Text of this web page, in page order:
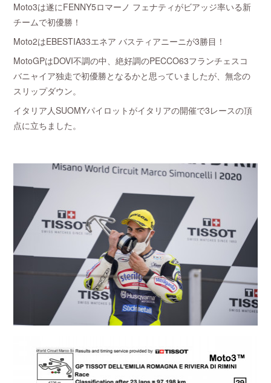
Moto3は遂にFENNY5ロマーノ フェナティがビアッジ率いる新
チームで初優勝！
Moto2はEBESTIA33エネア バスティアニーニが3勝目！
MotoGPはDOVI不調の中、絶好調のPECCO63フランチェスコ
バニャイア独走で初優勝となるかと思っていましたが、無念の
スリップダウン。
イタリア人SUOMYパイロットがイタリアの開催で3レースの頂
点に立ちました。